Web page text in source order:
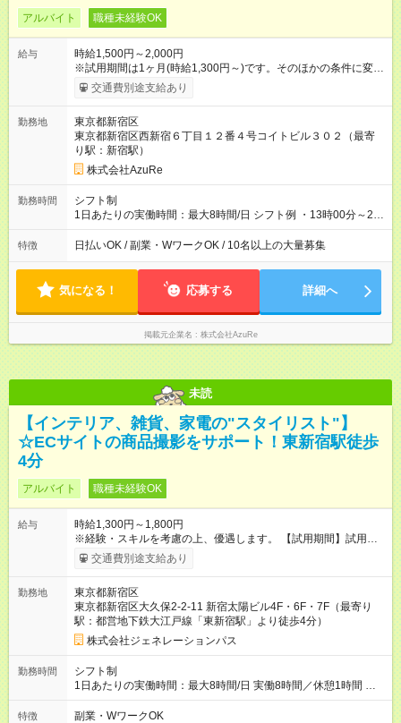
アルバイト 職種未経験OK
給与
時給1,500円～2,000円
※試用期間は1ヶ月(時給1,300円～)です。そのほかの条件に変更
はありません。 【試用期間】試用期間あり 試用期間の長さ：1
ヶ月 ※ 雇用形態と給与に、本採用時と異なる部分があります。
経験、能力を考慮して決定します。
交通費別途支給あり
勤務地
東京都新宿区
東京都新宿区西新宿６丁目１２番４号コイトビル３０２（最寄
り駅：新宿駅）
株式会社AzuRe
勤務時間
シフト制
1日あたりの実働時間：最大8時間/日 シフト例 ・13時00分～21
時00分 ・14時00分～22時00分 標準労働時間：1日あたり5~8時
間 (イベントの時間に左右されます)
特徴 日払いOK / 副業・WワークOK / 10名以上の大量募集
気になる！ 応募する 詳細へ
掲載元企業名 株式会社AzuRe
未読
【インテリア、雑貨、家電の"スタイリスト"】
☆ECサイトの商品撮影をサポート！東新宿駅徒歩
4分
アルバイト 職種未経験OK
給与
時給1,300円～1,800円
※経験・スキルを考慮の上、優遇します。 【試用期間】試用期
間あり 試用期間の長さ：2ヶ月 雇用形態、給与は本採用時と同
じです。
交通費別途支給あり
勤務地
東京都新宿区
東京都新宿区大久保2-2-11 新宿太陽ビル4F・6F・7F（最寄り
駅：都営地下鉄大江戸線「東新宿駅」より徒歩4分）
株式会社ジェネレーションパス
勤務時間
シフト制
1日あたりの実働時間：最大8時間/日 実働8時間／休憩1時間 基
本シフトは月～金の週5日！ だけど、用事があったり都合に合わ
せて出勤日は調整可能 ※勤務時間の相談など、お気軽にお問合
特徴 副業・WワークOK